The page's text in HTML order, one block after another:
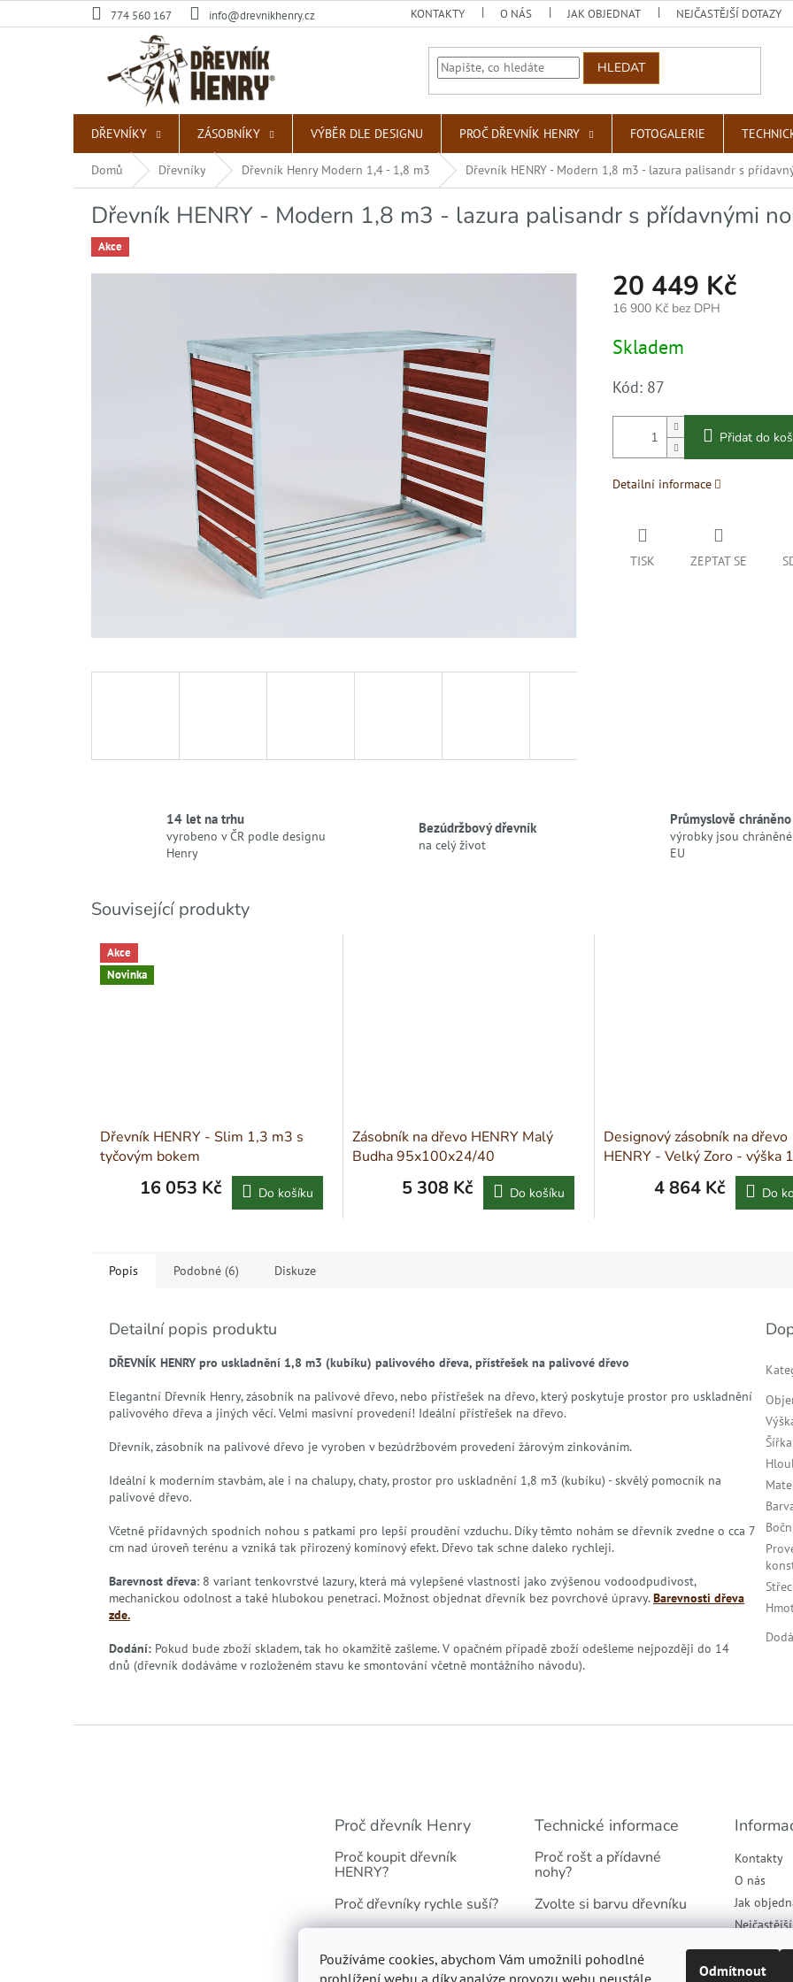
Používáme cookies, abychom Vám umožnili pohodlné
prohlížení webu a díky analýze provozu webu neustále
Odmítnout
na
774 560 167 info@drevnikhenry.cz KONTAKTY O NÁS JAK OBJEDNAT NEJČASTĚJŠÍ DOTAZY
HLEDAT
DŘEVNÍKY ZÁSOBNÍKY VÝBĚR DLE DESIGNU PROČ DŘEVNÍK HENRY FOTOGALERIE
Domů Dřevníky Dřevník Henry Modern 1,4 - 1,8 m3 Dřevník HENRY - Modern 1,8 m3 - lazura palisandr s
Dřevník HENRY - Modern 1,8 m3 - lazura palisandr s přídavnými
Akce
20 449 Kč
16 900 Kč bez DPH
cena:
Skladem
Kód: 87
Přidat do
Detailní informace
TISK ZEPTAT SE
14 let na trhu
vyrobeno v ČR podle designu
Henry
Bezúdržbový dřevník
na celý život
Průmyslově chráněno
výrobky jsou
EU
Související produkty
Akce
Novinka
Dřevník HENRY - Slim 1,3 m3 s
tyčovým bokem
16 053 Kč Do košíku
Zásobník na dřevo HENRY Malý
Budha 95x100x24/40
5 308 Kč Do košíku
Designový zásobník na dřevo
HENRY - Velký Zoro - výška
4 864 Kč Do
Popis Podobné (6) Diskuze
Detailní popis produktu
DŘEVNÍK HENRY pro uskladnění 1,8 m3 (kubíku) palivového dřeva, přístřešek na palivové dřevo
Elegantní Dřevník Henry, zásobník na palivové dřevo, nebo přístřešek na dřevo, který poskytuje prostor pro uskladnění
palivového dřeva a jiných věcí. Velmi masivní provedení! Ideální přístřešek na dřevo.
Dřevník, zásobník na palivové dřevo je vyroben v bezúdržbovém provedení žárovým zinkováním.
Ideální k moderním stavbám, ale i na chalupy, chaty, prostor pro uskladnění 1,8 m3 (kubíku) - skvělý pomocník na
palivové dřevo.
Včetně přídavných spodních nohou s patkami pro lepší proudění vzduchu. Díky těmto nohám se dřevník zvedne o cca 7
cm nad úroveň terénu a vzniká tak přirozený komínový efekt. Dřevo tak schne daleko rychleji.
Barevnost dřeva: 8 variant tenkovrstvé lazury, která má vylepšené vlastnosti jako zvýšenou vodoodpudivost,
mechanickou odolnost a také hlubokou penetraci. Možnost objednat dřevník bez povrchové úpravy.Barevnosti dřeva
zde.
Dodání: Pokud bude zboží skladem, tak ho okamžitě zašleme. V opačném případě zboží odešleme nejpozději do 14
dnů (dřevník dodáváme v rozloženém stavu ke smontování včetně montážního návodu).
Šířka
Proč dřevník Henry
Proč koupit dřevník
HENRY?
Proč dřevníky rychle suší?
Dřevník s tradicí
Technické informace
Proč rošt a přídavné
nohy?
Zvolte si barvu dřevníku
Proč suché dřevo
Kontakty
O nás
Jak
Obchodní
Podmínky